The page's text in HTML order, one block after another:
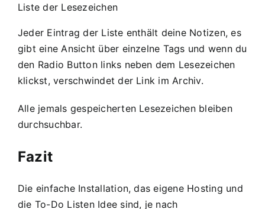
Liste der Lesezeichen
Jeder Eintrag der Liste enthält deine Notizen, es
gibt eine Ansicht über einzelne Tags und wenn du
den Radio Button links neben dem Lesezeichen
klickst, verschwindet der Link im Archiv.
Alle jemals gespeicherten Lesezeichen bleiben
durchsuchbar.
Fazit
Die einfache Installation, das eigene Hosting und
die To-Do Listen Idee sind, je nach